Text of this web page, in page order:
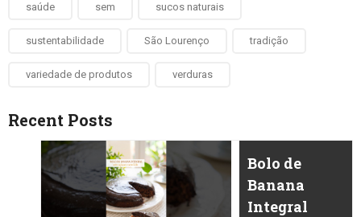
saúde sem sucos naturais
sustentabilidade São Lourenço tradição
variedade de produtos verduras
Recent Posts
Bolo de
Banana
Integral